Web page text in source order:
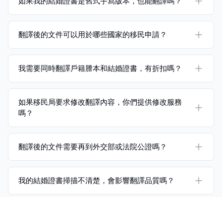
翻譯後的文件可以用於哪些國家的移民申請？
我需要同時翻譯戶籍謄本和結婚證書，有折扣嗎？
如果移民局要求修改翻譯內容，你們提供修改服務
嗎？
翻譯後的文件需要再到外交部或法院公證嗎？
我的結婚證書掃描不清楚，會影響翻譯品質嗎？